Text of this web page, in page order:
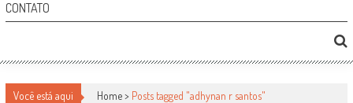
CONTATO
Você está aqui Home > Posts tagged "adhynan r santos"